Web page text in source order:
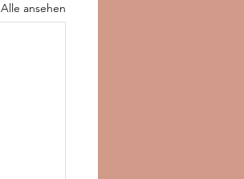
Alle ansehen